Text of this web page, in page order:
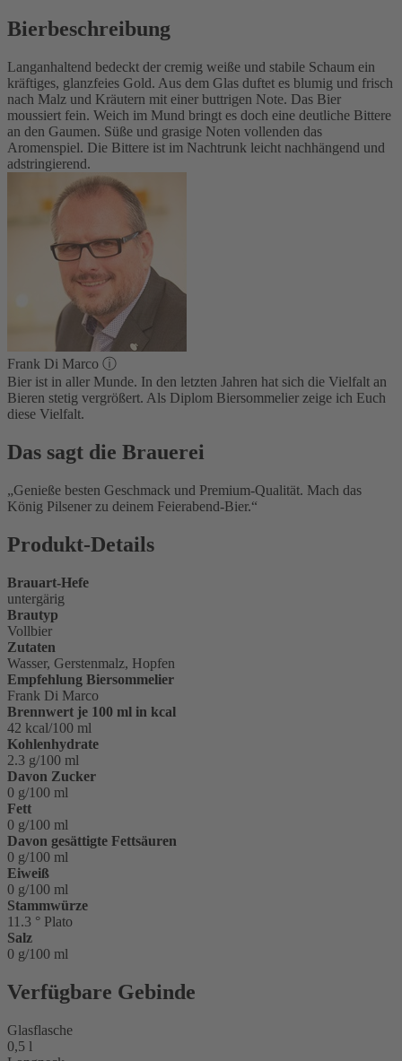
Bierbeschreibung
Langanhaltend bedeckt der cremig weiße und stabile Schaum ein
kräftiges, glanzfeies Gold. Aus dem Glas duftet es blumig und frisch
nach Malz und Kräutern mit einer buttrigen Note. Das Bier
moussiert fein. Weich im Mund bringt es doch eine deutliche Bittere
an den Gaumen. Süße und grasige Noten vollenden das
Aromenspiel. Die Bittere ist im Nachtrunk leicht nachhängend und
adstringierend.
Frank Di Marco ⓘ
Bier ist in aller Munde. In den letzten Jahren hat sich die Vielfalt an
Bieren stetig vergrößert. Als Diplom Biersommelier zeige ich Euch
diese Vielfalt.
Das sagt die Brauerei
Genieße besten Geschmack und Premium-Qualität. Mach das
König Pilsener zu deinem Feierabend-Bier.
Produkt-Details
Brauart-Hefe
untergärig
Brautyp
Vollbier
Zutaten
Wasser, Gerstenmalz, Hopfen
Empfehlung Biersommelier
Frank Di Marco
Brennwert je 100 ml in kcal
42 kcal/100 ml
Kohlenhydrate
2.3 g/100 ml
Davon Zucker
0 g/100 ml
Fett
0 g/100 ml
Davon gesättigte Fettsäuren
0 g/100 ml
Eiweiß
0 g/100 ml
Stammwürze
11.3 ° Plato
Salz
0 g/100 ml
Verfügbare Gebinde
Glasflasche
0,5 l